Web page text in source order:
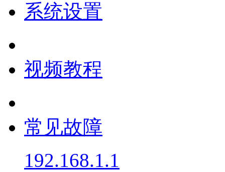
系统设置
视频教程
常见故障
192.168.1.1